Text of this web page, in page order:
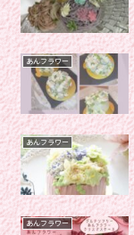
あんフラワー
あんフラワー
あんフラワー